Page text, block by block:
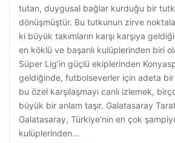
tutan, duygusal bağlar kurduğu bir
dönüşmüştür. Bu tutkunun zirve
ki büyük takımların karşı karşıya
en köklü ve başarılı kulüplerinden biri
Süper Lig’in güçlü ekiplerinden
geldiğinde, futbolseverler için adeta
bu özel karşılaşmayı canlı izlemek,
büyük bir anlam taşır. Galatasaray
Galatasaray, Türkiye’nin en çok
kulüplerinden…